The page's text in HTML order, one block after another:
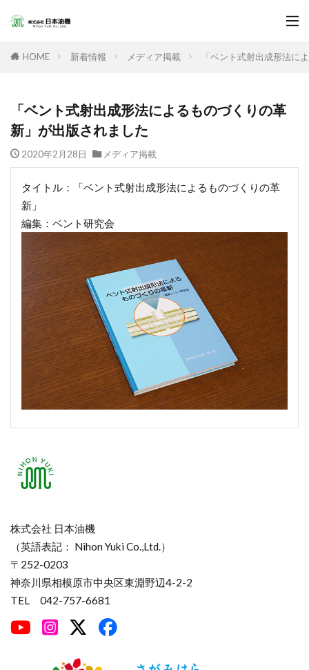
HOME 新着情報 メディア掲載 「ベント式射出成形法に
「ベント式射出成形法によるものづくりの革
新」が出版されました
2020年2月28日 メディア掲載
タイトル：「ベント式射出成形法によるものづくりの革
新」
編集：ベント研究会
株式会社 日本油機
（英語表記： Nihon Yuki Co.,Ltd.）
〒252-0203
神奈川県相模原市中央区東淵野辺4-2-2
TEL 042-757-6681